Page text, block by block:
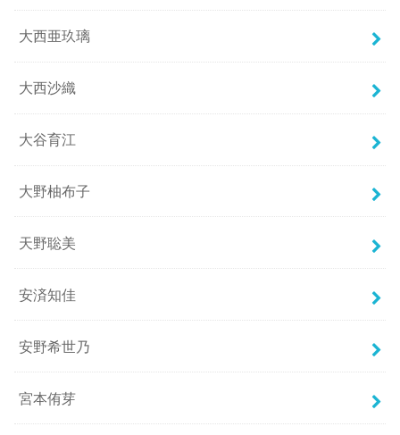
大西亜玖璃
大西沙織
大谷育江
大野柚布子
天野聡美
安済知佳
安野希世乃
宮本侑芽